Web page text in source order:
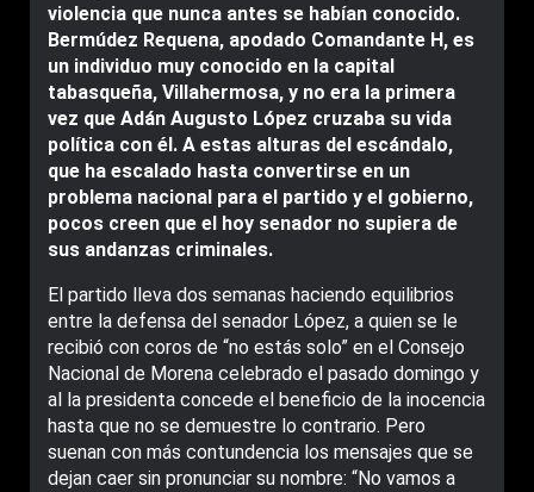
violencia que nunca antes se habían conocido.
Bermúdez Requena, apodado Comandante H, es
un individuo muy conocido en la capital
tabasqueña, Villahermosa, y no era la primera
vez que Adán Augusto López cruzaba su vida
política con él. A estas alturas del escándalo,
que ha escalado hasta convertirse en un
problema nacional para el partido y el gobierno,
pocos creen que el hoy senador no supiera de
sus andanzas criminales.
El partido lleva dos semanas haciendo equilibrios
entre la defensa del senador López, a quien se le
recibió con coros de “no estás solo” en el Consejo
Nacional de Morena celebrado el pasado domingo y
al la presidenta concede el beneficio de la inocencia
hasta que no se demuestre lo contrario. Pero
suenan con más contundencia los mensajes que se
dejan caer sin pronunciar su nombre: “No vamos a